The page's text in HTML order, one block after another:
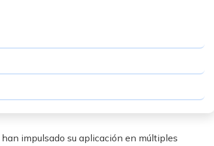
han impulsado su aplicación en múltiples